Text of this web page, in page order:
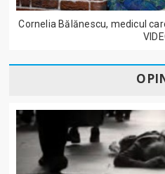
Cornelia Bălănescu, medicul